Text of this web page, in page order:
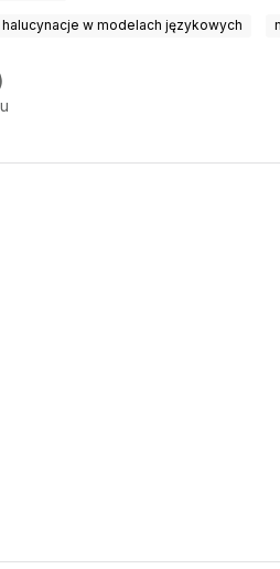
halucynacje w modelach językowych